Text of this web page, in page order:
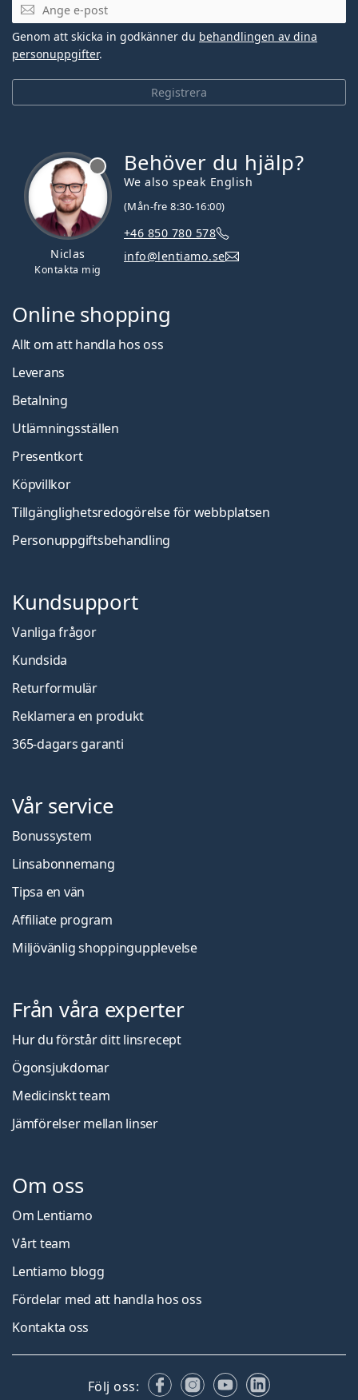
Mejladress
Registrera
Genom att skicka in godkänner du behandlingen av dina
personuppgifter.
Niclas
Kontakta mig
Behöver du hjälp?
We also speak English
(Mån-fre 8:30-16:00)
+46 850 780 578
info@lentiamo.se
Online shopping
Allt om att handla hos oss
Leverans
Betalning
Utlämningsställen
Presentkort
Köpvillkor
Tillgänglighetsredogörelse för webbplatsen
Personuppgiftsbehandling
Kundsupport
Vanliga frågor
Kundsida
Returformulär
Reklamera en produkt
365-dagars garanti
Vår service
Bonussystem
Linsabonnemang
Tipsa en vän
Affiliate program
Miljövänlig shoppingupplevelse
Från våra experter
Hur du förstår ditt linsrecept
Ögonsjukdomar
Medicinskt team
Jämförelser mellan linser
Om oss
Om Lentiamo
Vårt team
Lentiamo blogg
Fördelar med att handla hos oss
Kontakta oss
Följ oss: FacebookInstagram
YouTubeLinkedIn